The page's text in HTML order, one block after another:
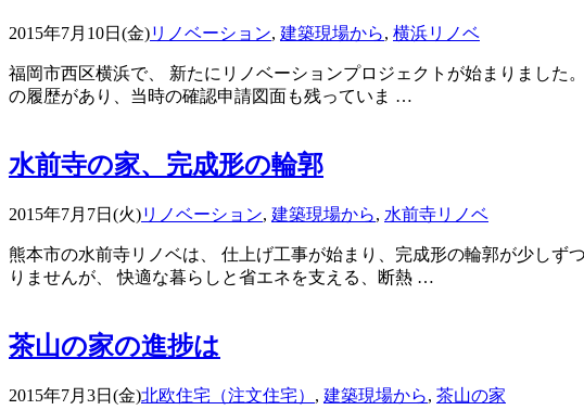
2015年7月10日(金)リノベーション, 建築現場から, 横浜リノベ
福岡市西区横浜で、 新たにリノベーションプロジェクトが始まりました
の履歴があり、当時の確認申請図面も残っていま …
水前寺の家、完成形の輪郭
2015年7月7日(火)リノベーション, 建築現場から, 水前寺リノベ
熊本市の水前寺リノベは、 仕上げ工事が始まり、完成形の輪郭が少し
りませんが、 快適な暮らしと省エネを支える、断熱 …
茶山の家の進捗は
2015年7月3日(金)北欧住宅（注文住宅） , 建築現場から, 茶山の家